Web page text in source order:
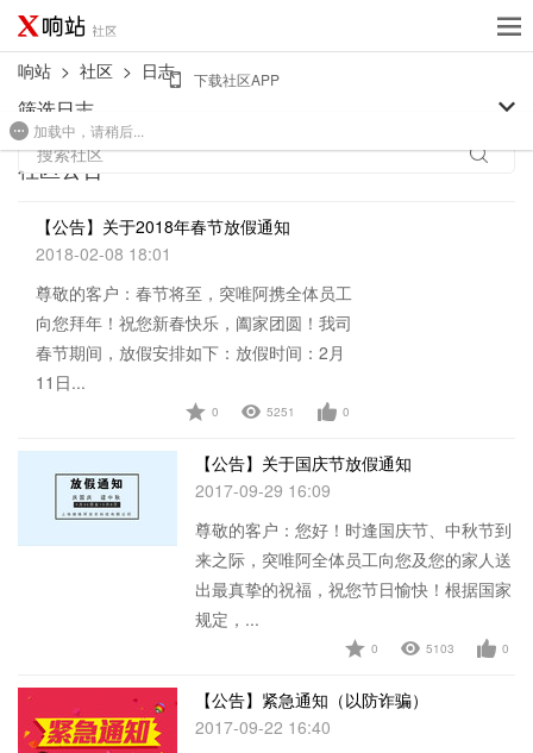
下载社区APP
搜索社区
响站 > 社区 > 日志
筛选日志
社区公告
【公告】关于2018年春节放假通知
2018-02-08 18:01
尊敬的客户：春节将至，突唯阿携全体员工
向您拜年！祝您新春快乐，阖家团圆！我司
春节期间，放假安排如下：放假时间：2月
11日...
0 5251 0
【公告】关于国庆节放假通知
2017-09-29 16:09
尊敬的客户：您好！时逢国庆节、中秋节到
来之际，突唯阿全体员工向您及您的家人送
出最真挚的祝福，祝您节日愉快！根据国家
规定，...
0 5103 0
【公告】紧急通知（以防诈骗）
2017-09-22 16:40
加载中，请稍后...